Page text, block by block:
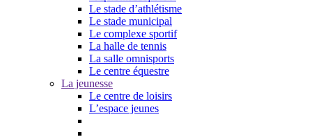
Le stade d’athlétisme
Le stade municipal
Le complexe sportif
La halle de tennis
La salle omnisports
Le centre équestre
La jeunesse
Le centre de loisirs
L’espace jeunes